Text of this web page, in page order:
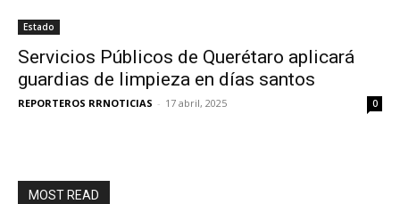
Estado
Servicios Públicos de Querétaro aplicará
guardias de limpieza en días santos
REPORTEROS RRNOTICIAS - 17 abril, 2025 0
MOST READ